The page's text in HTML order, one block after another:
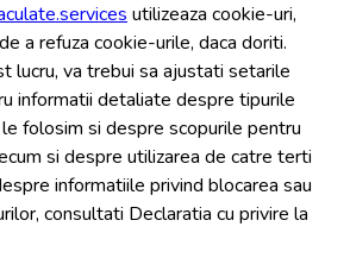
utilizeaza cookie-uri,
a refuza cookie-urile, daca doriti.
lucru, va trebui sa ajustati setarile
informatii detaliate despre tipurile
folosim si despre scopurile pentru
si despre utilizarea de catre terti
informatiile privind blocarea sau
consultati Declaratia cu privire la